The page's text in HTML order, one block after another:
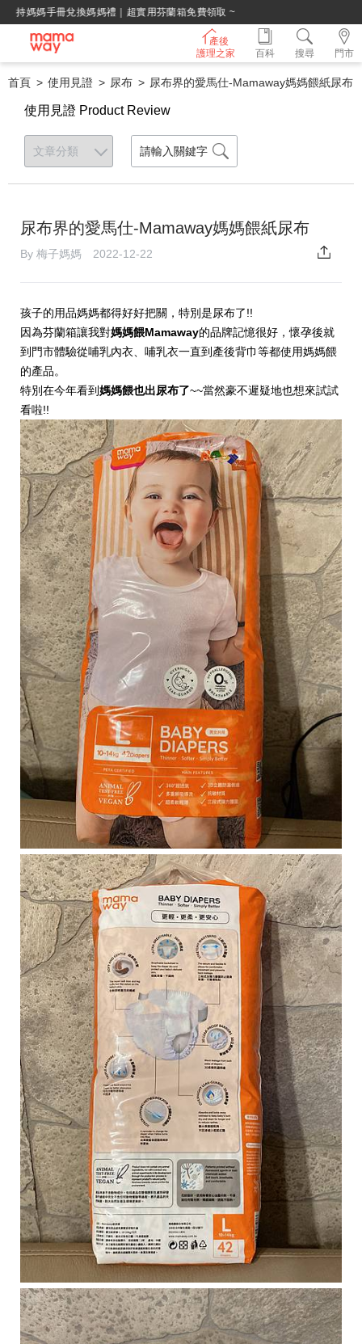
綁定LINE好友，500購物金立即折！
產後
護理之家
門市
百科 搜尋
首頁 使用見證 尿布 尿布界的愛馬仕-Mamaway媽媽餵紙尿布
使用見證 Product Review
尿布界的愛馬仕-Mamaway媽媽餵紙尿布
By 梅子媽媽 2022-12-22
孩子的用品媽媽都得好好把關，特別是尿布了!!
因為芬蘭箱讓我對媽媽餵Mamaway的品牌記憶很好，懷孕後就
到門市體驗從哺乳內衣、哺乳衣一直到產後背巾等都使用媽媽餵
的產品。
特別在今年看到媽媽餵也出尿布了~~當然豪不遲疑地也想來試試
看啦!!